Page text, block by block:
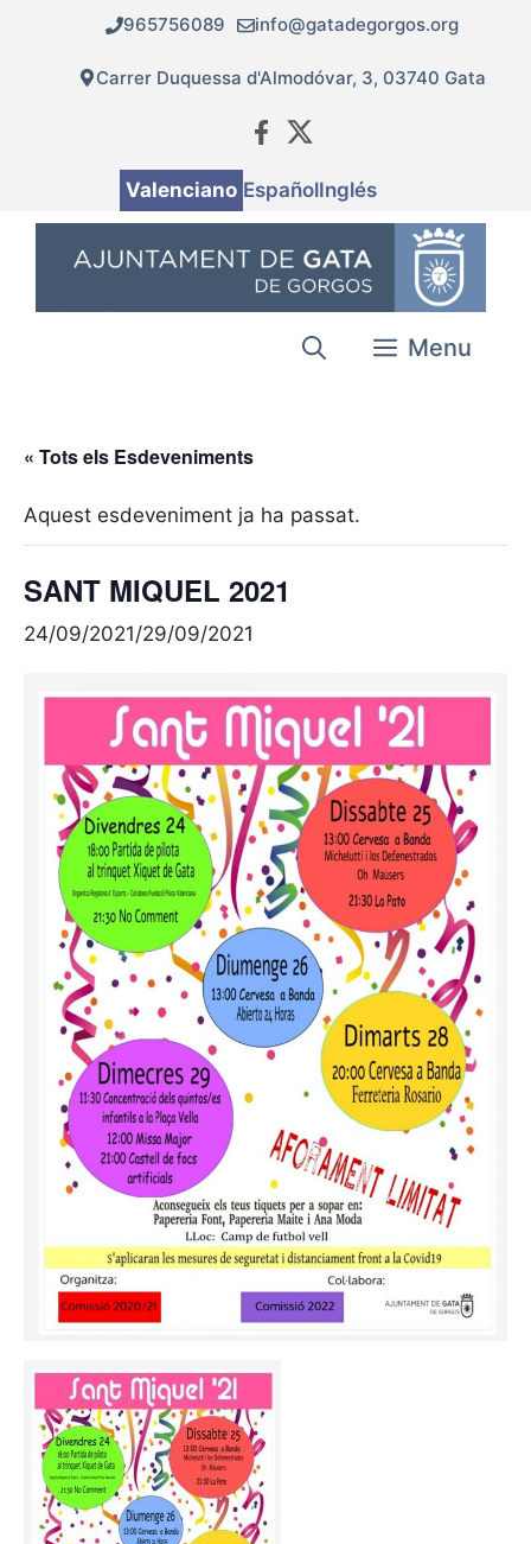
contingut
965756089 info@gatadegorgos.org
Carrer Duquessa d'Almodóvar, 3, 03740 Gata
Valenciano EspañolInglés
Menu
« Tots els Esdeveniments
Aquest esdeveniment ja ha passat.
SANT MIQUEL 2021
24/09/2021/29/09/2021